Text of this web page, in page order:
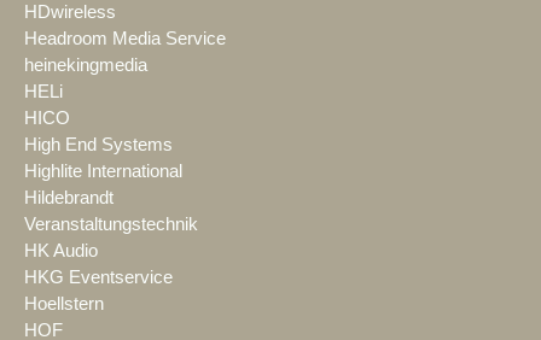
HDwireless
Headroom Media Service
heinekingmedia
HELi
HICO
High End Systems
Highlite International
Hildebrandt
Veranstaltungstechnik
HK Audio
HKG Eventservice
Hoellstern
HOF